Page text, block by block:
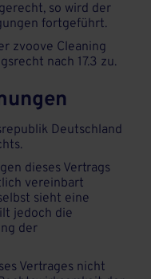
so wird der
fortgeführt.
zvoove Cleaning
nach 17.3 zu.
Deutschland
dieses Vertrags
vereinbart
sieht eine
jedoch die
der
Vertrages nicht